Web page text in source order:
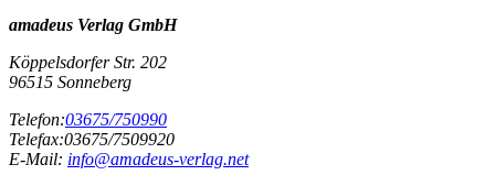
amadeus Verlag GmbH
Köppelsdorfer Str. 202
96515 Sonneberg
Telefon:03675/750990
Telefax:03675/7509920
E-Mail: info@amadeus-verlag.net